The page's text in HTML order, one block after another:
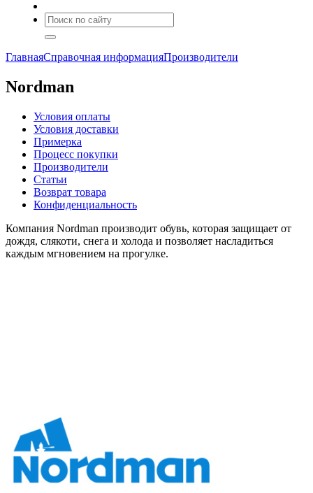
ГлавнаяСправочная информацияПроизводители
Nordman
Условия оплаты
Условия доставки
Примерка
Процесс покупки
Производители
Статьи
Возврат товара
Конфиденциальность
Компания Nordman производит обувь, которая защищает от
дождя, слякоти, снега и холода и позволяет насладиться
каждым мгновением на прогулке.